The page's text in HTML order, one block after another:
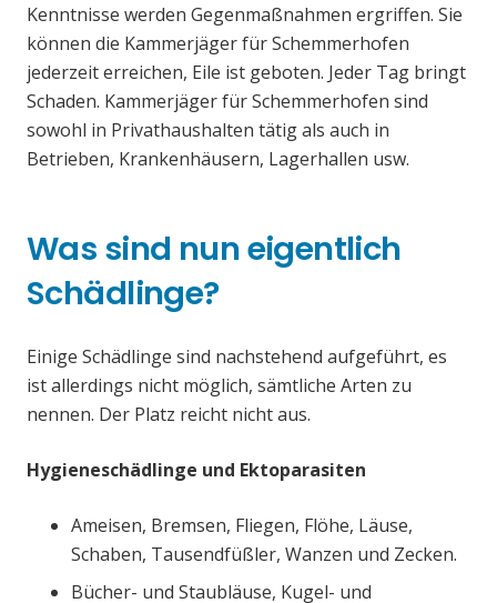
Kenntnisse werden Gegenmaßnahmen ergriffen. Sie
können die Kammerjäger für Schemmerhofen
jederzeit erreichen, Eile ist geboten. Jeder Tag bringt
Schaden. Kammerjäger für Schemmerhofen sind
sowohl in Privathaushalten tätig als auch in
Betrieben, Krankenhäusern, Lagerhallen usw.
Was sind nun eigentlich
Schädlinge?
Einige Schädlinge sind nachstehend aufgeführt, es
ist allerdings nicht möglich, sämtliche Arten zu
nennen. Der Platz reicht nicht aus.
Hygieneschädlinge und Ektoparasiten
Ameisen, Bremsen, Fliegen, Flöhe, Läuse,
Schaben, Tausendfüßler, Wanzen und Zecken.
Bücher- und Staubläuse, Kugel- und